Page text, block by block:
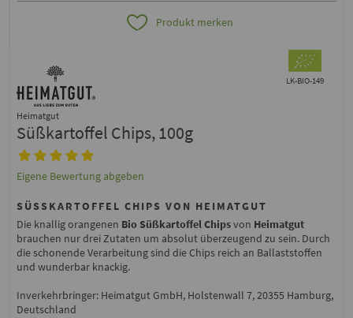
Produkt merken
LK-BIO-149
Heimatgut
Süßkartoffel Chips, 100g
Eigene Bewertung abgeben
SÜSSKARTOFFEL CHIPS VON HEIMATGUT
Die knallig orangenen BioSüßkartoffel Chipsvon Heimatgut
brauchen nur drei Zutaten um absolut überzeugend zu sein. Durch
die schonende Verarbeitung sind die Chips reich an Ballaststoffen
und wunderbar knackig.
Inverkehrbringer: Heimatgut GmbH, Holstenwall 7, 20355 Hamburg,
Deutschland